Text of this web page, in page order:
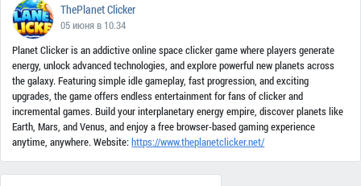
ThePlanet Clicker
05 июня в 10.34
Planet Clicker is an addictive online space clicker game where players generate
energy, unlock advanced technologies, and explore powerful new planets across
the galaxy. Featuring simple idle gameplay, fast progression, and exciting
upgrades, the game offers endless entertainment for fans of clicker and
incremental games. Build your interplanetary energy empire, discover planets like
Earth, Mars, and Venus, and enjoy a free browser-based gaming experience
anytime, anywhere. Website:https://www.theplanetclicker.net/